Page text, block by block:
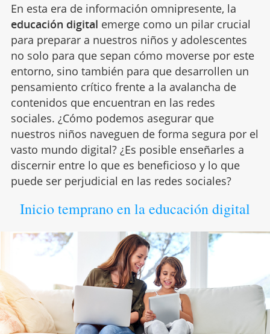
En esta era de información omnipresente, la
educación digital emerge como un pilar crucial
para preparar a nuestros niños y adolescentes
no solo para que sepan cómo moverse por este
entorno, sino también para que desarrollen un
pensamiento crítico frente a la avalancha de
contenidos que encuentran en las redes
sociales. ¿Cómo podemos asegurar que
nuestros niños naveguen de forma segura por el
vasto mundo digital? ¿Es posible enseñarles a
discernir entre lo que es beneficioso y lo que
puede ser perjudicial en las redes sociales?
Inicio temprano en la educación digital